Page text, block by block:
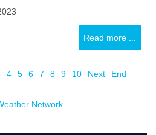
Read more ...
4 5 6 7 8 9 10 Next End
Network